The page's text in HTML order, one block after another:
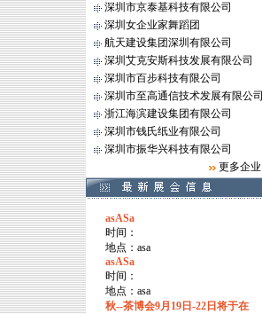
深圳市京泰基科技有限公司
深圳女企业家舞蹈团
航天建设集团深圳有限公司
深圳艾克安斯科技发展有限公司
深圳市百步科技有限公司
深圳市至高通信技术发展有限公司
浙江海滨建设集团有限公司
深圳市钱氏纸业有限公司
深圳市振华兴科技有限公司
更多企业
asASa
时间：
地点：asa
asASa
时间：
地点：asa
秋--茶博会9月19日-22日将于在